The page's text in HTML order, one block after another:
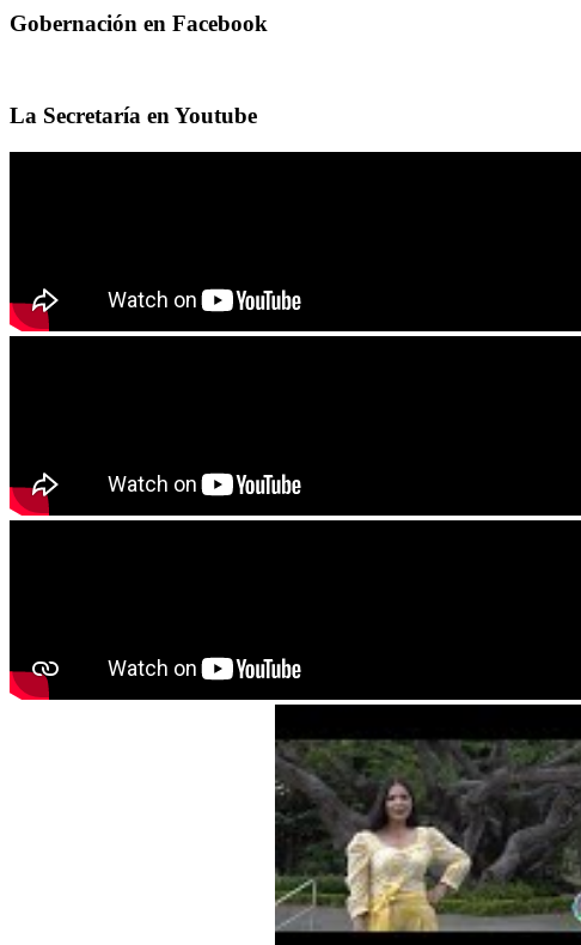
Gobernación en Facebook
La Secretaría en Youtube